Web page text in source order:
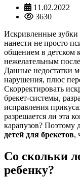
11.02.2022
3630
Искривленные
нанести не просто
общением в детском
нежелательным
Данные недостатки
нарушения, плюс
Скорректировать
брекет-системы,
исправления
разрешается ли эта
карапузов? Поэтому
детей для брекетов,
Со скольки
ребенку?